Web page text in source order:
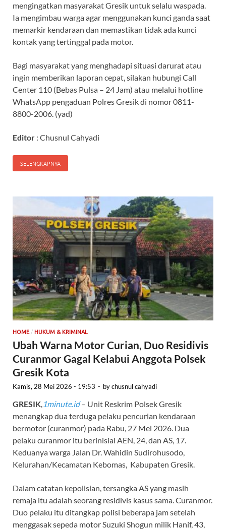
mengingatkan masyarakat Gresik untuk selalu waspada.
Ia mengimbau warga agar menggunakan kunci ganda saat
memarkir kendaraan dan memastikan tidak ada kunci
kontak yang tertinggal pada motor.
Bagi masyarakat yang menghadapi situasi darurat atau
ingin memberikan laporan cepat, silakan hubungi Call
Center 110 (Bebas Pulsa – 24 Jam) atau melalui hotline
WhatsApp pengaduan Polres Gresik di nomor 0811-
8800-2006. (yad)
Editor : Chusnul Cahyadi
SELENGKAPNYA
HOME/ HUKUM & KRIMINAL
Ubah Warna Motor Curian, Duo Residivis
Curanmor Gagal Kelabui Anggota Polsek
Gresik Kota
Kamis, 28 Mei 2026 - 19:53 - bychusnul cahyadi
GRESIK, 1minute.id– Unit Reskrim Polsek Gresik
menangkap dua terduga pelaku pencurian kendaraan
bermotor (curanmor) pada Rabu, 27 Mei 2026. Dua
pelaku curanmor itu berinisial AEN, 24, dan AS, 17.
Keduanya warga Jalan Dr. Wahidin Sudirohusodo,
Kelurahan/Kecamatan Kebomas, Kabupaten Gresik.
Dalam catatan kepolisian, tersangka AS yang masih
remaja itu adalah seorang residivis kasus sama. Curanmor.
Duo pelaku itu ditangkap polisi beberapa jam setelah
menggasak sepeda motor Suzuki Shogun milik Hanif, 43,